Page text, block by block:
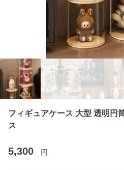
フィギュアケース 大型 透明円
ス
5,300 円